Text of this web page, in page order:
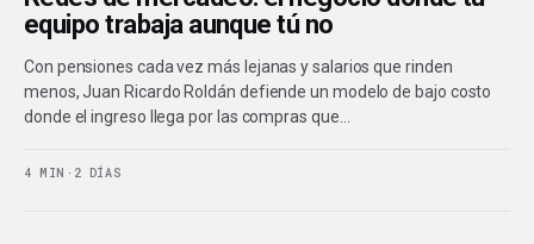
equipo trabaja aunque tú no
Con pensiones cada vez más lejanas y salarios que rinden
menos, Juan Ricardo Roldán defiende un modelo de bajo costo
donde el ingreso llega por las compras que…
4 MIN · 2 DÍAS